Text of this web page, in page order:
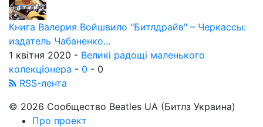
Книга Валерия Войшвило "Битлдрайв" – Черкассы:
издатель Чабаненко...
1 квітня 2020 - Великі радощі маленького
колекціонера - 0 - 0
RSS-лента
© 2026 Сообщество Beatles UA (Битлз Украина)
Про проект